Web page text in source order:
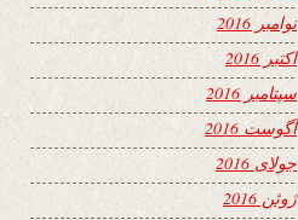
نوامبر 2016
اکتبر 2016
سپتامبر 2016
آگوست 2016
جولای 2016
ژوئن 2016